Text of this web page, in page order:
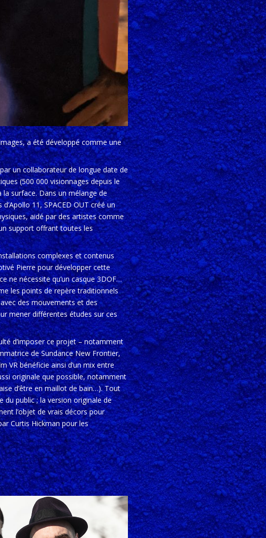
a été développé comme une
un collaborateur de longue date de
(500 000 visionnages depuis le
la surface. Dans un mélange de
11, SPACED OUT créé un
aidé par des artistes comme
support offrant toutes les
complexes et contenus
Pierre pour développer cette
ne nécessite qu’un casque 3DOF…
les points de repère traditionnels
des mouvements et des
mener différentes études sur ces
d’imposer ce projet – notamment
de Sundance New Frontier,
VR bénéficie ainsi d’un mix entre
originale que possible, notamment
d’être en maillot de bain…). Tout
du public ; la version originale de
l’objet de vrais décors pour
Curtis Hickman pour les